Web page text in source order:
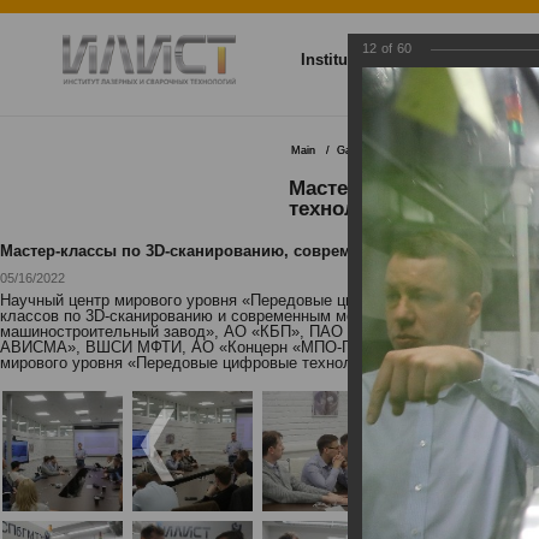
Institute
Main Gallery Мастер-классы по 3D-
Мастер-классы по 3D-
технологий
Мастер-классы по 3D-сканированию, современным методам
05/16/2022
Научный центр мирового уровня «Передовые цифровые технологии»
классов по 3D-сканированию и современным методам измерений, а
машиностроительный завод», АО «КБП», ПАО «НЛМК», ООО МЦКТ
АВИСМА», ВШСИ МФТИ, АО «Концерн «МПО-Гидроприбор»». Мероприятия
мирового уровня «Передовые цифровые технологии».
12 of 60